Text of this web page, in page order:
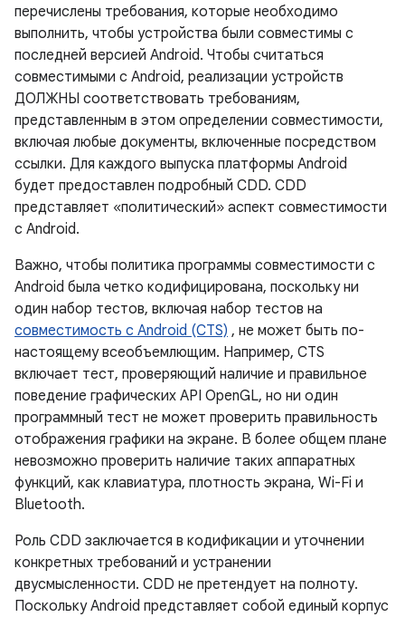
перечислены требования, которые необходимо
выполнить, чтобы устройства были совместимы с
последней версией Android. Чтобы считаться
совместимыми с Android, реализации устройств
ДОЛЖНЫ соответствовать требованиям,
представленным в этом определении совместимости,
включая любые документы, включенные посредством
ссылки. Для каждого выпуска платформы Android
будет предоставлен подробный CDD. CDD
представляет «политический» аспект совместимости
с Android.
Важно, чтобы политика программы совместимости с
Android была четко кодифицирована, поскольку ни
один набор тестов, включая набор тестов на
совместимость с Android (CTS) , не может быть по-
настоящему всеобъемлющим. Например, CTS
включает тест, проверяющий наличие и правильное
поведение графических API OpenGL, но ни один
программный тест не может проверить правильность
отображения графики на экране. В более общем плане
невозможно проверить наличие таких аппаратных
функций, как клавиатура, плотность экрана, Wi-Fi и
Bluetooth.
Роль CDD заключается в кодификации и уточнении
конкретных требований и устранении
двусмысленности. CDD не претендует на полноту.
Поскольку Android представляет собой единый корпус